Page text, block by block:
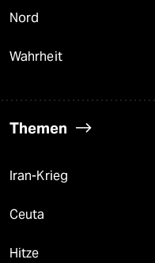
Nord
Wahrheit
Themen
Iran-Krieg
Ceuta
Hitze